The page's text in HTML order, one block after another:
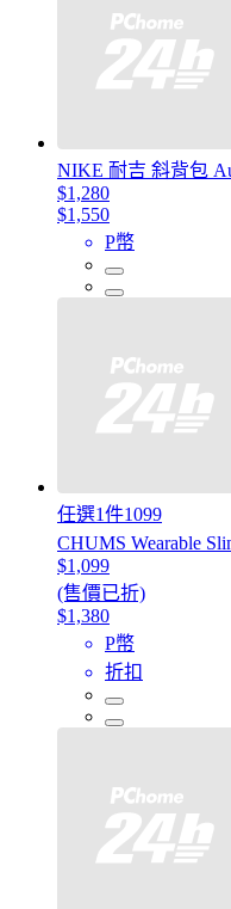
NIKE 耐吉 斜背包
$1,280
$1,550
P幣
任選1件1099
CHUMS Wearable
$1,099
(售價已折)
$1,380
P幣
折扣